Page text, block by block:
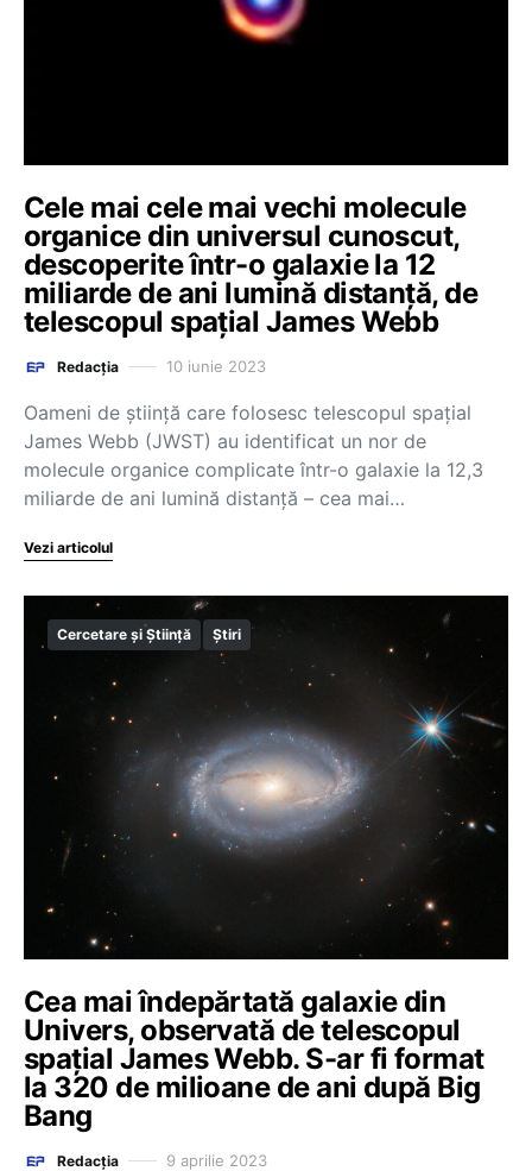
Cele mai cele mai vechi molecule
organice din universul cunoscut,
descoperite într-o galaxie la 12
miliarde de ani lumină distanță, de
telescopul spațial James Webb
Redacția 10 iunie 2023
Oameni de ştiinţă care folosesc telescopul spaţial
James Webb (JWST) au identificat un nor de
molecule organice complicate într-o galaxie la 12,3
miliarde de ani lumină distanţă – cea mai…
Vezi articolul
Cercetare și Știință Știri
Cea mai îndepărtată galaxie din
Univers, observată de telescopul
spațial James Webb. S-ar fi format
la 320 de milioane de ani după Big
Bang
Redacția 9 aprilie 2023